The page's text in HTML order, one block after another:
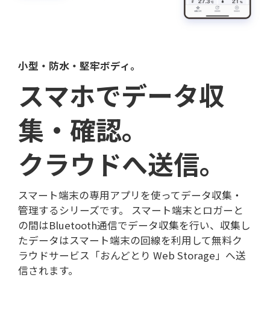
小型・防水・堅牢ボディ。
スマホでデータ収
集・確認。
クラウドへ送信。
スマート端末の専用アプリを使ってデータ収集・
管理するシリーズです。 スマート端末とロガーと
の間はBluetooth通信でデータ収集を行い、収集し
たデータはスマート端末の回線を利用して無料ク
ラウドサービス「おんどとり Web Storage」へ送
信されます。